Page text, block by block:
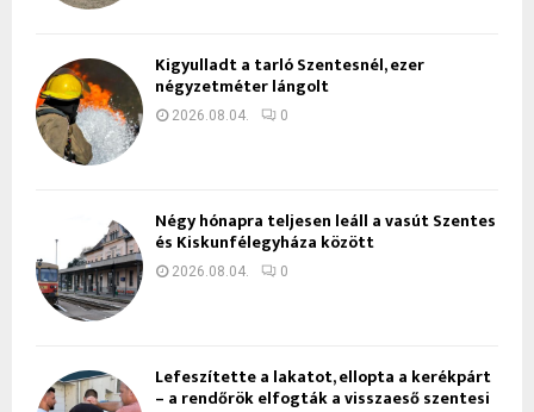
Kigyulladt a tarló Szentesnél, ezer
négyzetméter lángolt
2026.08.04. 0
Négy hónapra teljesen leáll a vasút Szentes
és Kiskunfélegyháza között
2026.08.04. 0
Lefeszítette a lakatot, ellopta a kerékpárt
– a rendőrök elfogták a visszaeső szentesi